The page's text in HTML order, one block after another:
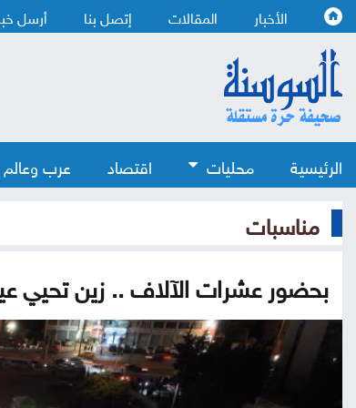
الأخبار المقالات إتصل بنا أرسل
الرئيسية محليات اقتصاد عرب وعالم
مناسبات
بحضور عشرات الآلاف .. زين تحيي عيد الاستقلال